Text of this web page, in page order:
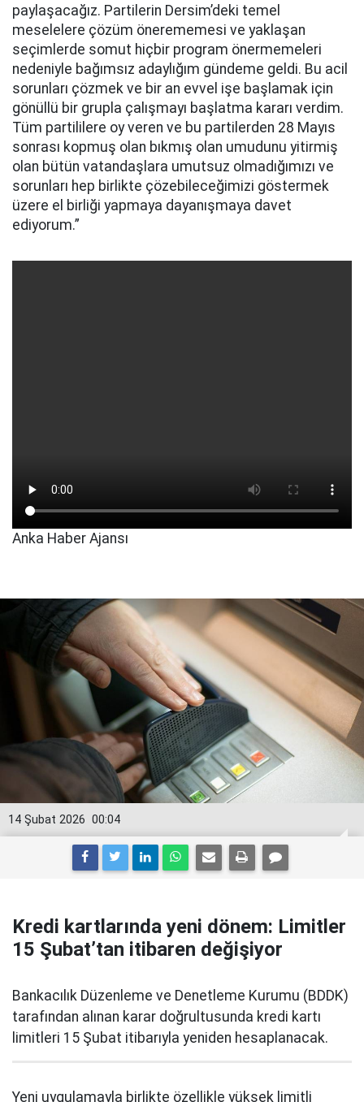
paylaşacağız. Partilerin Dersim’deki temel
meselelere çözüm önerememesi ve yaklaşan
seçimlerde somut hiçbir program önermemeleri
nedeniyle bağımsız adaylığım gündeme geldi. Bu acil
sorunları çözmek ve bir an evvel işe başlamak için
gönüllü bir grupla çalışmayı başlatma kararı verdim.
Tüm partililere oy veren ve bu partilerden 28 Mayıs
sonrası kopmuş olan bıkmış olan umudunu yitirmiş
olan bütün vatandaşlara umutsuz olmadığımızı ve
sorunları hep birlikte çözebileceğimizi göstermek
üzere el birliği yapmaya dayanışmaya davet
ediyorum.”
Anka Haber Ajansı
00:04
14 Şubat 2026
Kredi kartlarında yeni dönem: Limitler
15 Şubat’tan itibaren değişiyor
Bankacılık Düzenleme ve Denetleme Kurumu (BDDK)
tarafından alınan karar doğrultusunda kredi kartı
limitleri 15 Şubat itibarıyla yeniden hesaplanacak.
Yeni uygulamayla birlikte özellikle yüksek limitli